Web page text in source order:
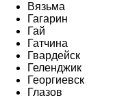
Вязьма
Гагарин
Гай
Гатчина
Гвардейск
Геленджик
Георгиевск
Глазов